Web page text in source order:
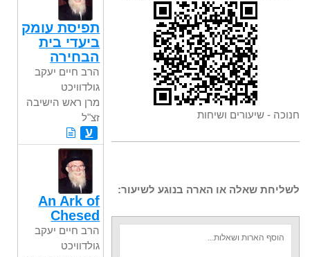
חנוכה - שיעורים ושיחות
לשליחת שאלה או הארה בנוגע לשיעור:
תפיסת עומק
ביעדי בית
הבחירה
הרב חיים יעקב
גולדוויכט
מרן ראש הישיבה
זצ"ל
ע
An Ark of
Chesed
הרב חיים יעקב
גולדוויכט